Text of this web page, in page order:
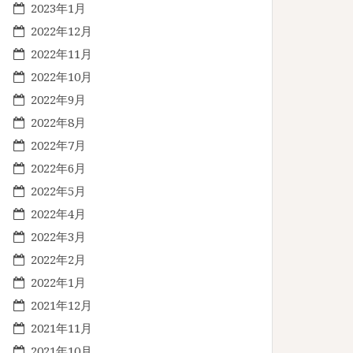
2023年1月
2022年12月
2022年11月
2022年10月
2022年9月
2022年8月
2022年7月
2022年6月
2022年5月
2022年4月
2022年3月
2022年2月
2022年1月
2021年12月
2021年11月